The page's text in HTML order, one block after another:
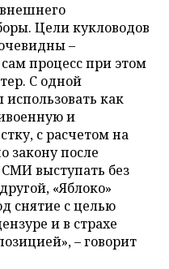
Цели кукловодов
–
процесс при этом
С одной
как
и
с расчетом на
закону после
выступать без
«Яблоко»
снятие с целью
и в страхе
– говорит